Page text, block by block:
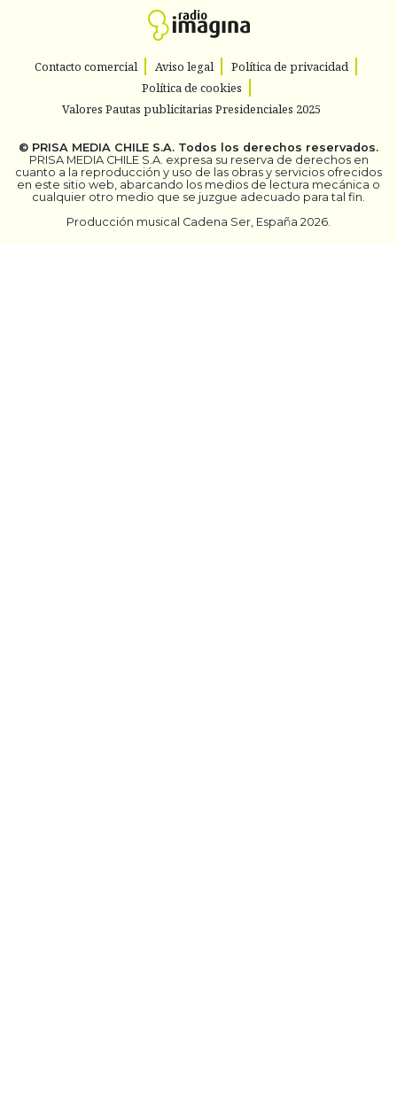
Contacto comercial Aviso legal
Política de privacidad
Política de cookies
Valores Pautas publicitarias Presidenciales 2025
© PRISA MEDIA CHILE S.A. Todos los derechos reservados.
PRISA MEDIA CHILE S.A. expresa su reserva de derechos en
cuanto a la reproducción y uso de las obras y servicios ofrecidos
en este sitio web, abarcando los medios de lectura mecánica o
cualquier otro medio que se juzgue adecuado para tal fin.
Producción musical Cadena Ser, España 2026.